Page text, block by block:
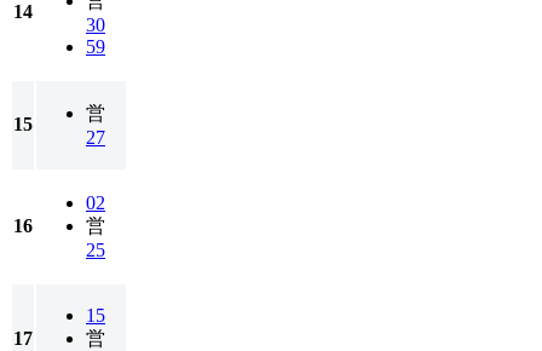
14
30
59
15
営
27
16
02
営
25
17
15
営